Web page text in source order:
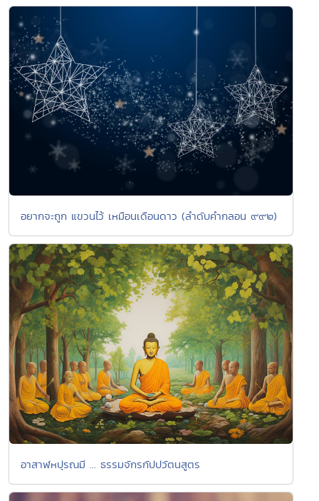
อยากจะถูก แขวนไว้ เหมือนเดือนดาว (ลำดับคำกลอน ๙๙๒)
อาสาฬหปุรณมี ... ธรรมจักรกัปปวัตนสูตร